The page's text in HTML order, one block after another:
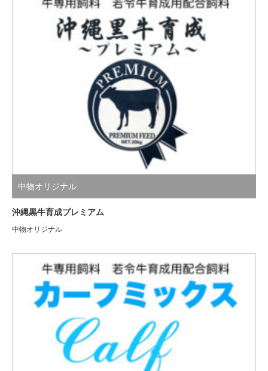
中物オリジナル
沖縄黒牛育成プレミアム
中物オリジナル